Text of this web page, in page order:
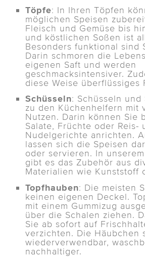
Töpfe: In Ihren Töpfen
möglichen Speisen
Fleisch und Gemüse bis
und köstlichen Soßen ist
Besonders funktional sind
Darin schmoren die
eigenen Saft und werden
geschmacksintensiver.
diese Weise überflüssiges
Schüsseln: Schüsseln und
zu den Küchenhelfern mit
Nutzen. Darin können Sie
Salate, Früchte oder Reis-
Nudelgerichte anrichten.
lassen sich die Speisen
oder servieren. In
gibt es das Zubehör aus
Materialien wie Kunststoff
Topfhauben: Die meisten
keinen eigenen Deckel.
mit einem Gummizug
über die Schalen ziehen.
Sie ab sofort auf
verzichten. Die Häubchen
wiederverwendbar,
nachhaltiger.